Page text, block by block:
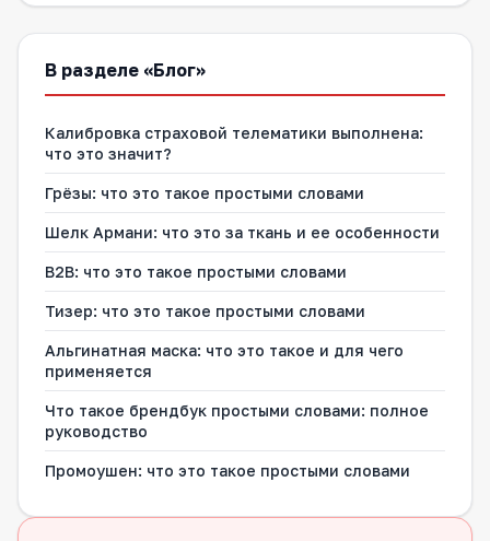
В разделе «Блог»
Калибровка страховой телематики выполнена:
что это значит?
Грёзы: что это такое простыми словами
Шелк Армани: что это за ткань и ее особенности
В2В: что это такое простыми словами
Тизер: что это такое простыми словами
Альгинатная маска: что это такое и для чего
применяется
Что такое брендбук простыми словами: полное
руководство
Промоушен: что это такое простыми словами